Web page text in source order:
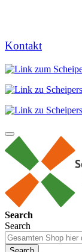
Kontakt
Search
Search